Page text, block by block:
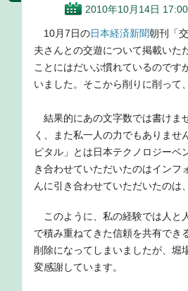
2010年10月14日 17:00
10月7日の日本経済新聞朝刊「
夫さんとの交遊について掲載いた
ことにはだいぶ慣れているのです
いました。そこから削りに削って
結果的にあの文字数では書けま
く、また私一人の力でもありませ
ピタル」とは日本テクノロジーベ
き合わせていただいたのはインフ
んに引き合わせていただいたのは
このように、私の経験では人と
で積み重ねてきた信頼を共有でき
削除になってしまいましたが、堀
変感謝しています。